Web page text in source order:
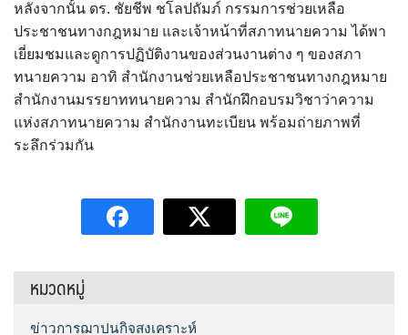
หลังจากนั้น ดร. ชัยชีพ ชโลปถัมภ์ กรรมการช่วยเหลือ
ประชาชนทางกฎหมาย และเจ้าหน้าที่สภาทนายความ ได้พา
เยี่ยมชมและดูการปฏิบัติงานของส่วนงานต่าง ๆ ของสภา
ทนายความ อาทิ สำนักงานช่วยเหลือประชาชนทางกฎหมาย
สำนักงานมรรยาททนายความ สำนักฝึกอบรมวิชาว่าความ
แห่งสภาทนายความ สำนักงานทะเบียน พร้อมถ่ายภาพที่
ระลึกร่วมกัน
หมวดหมู่
ข่าวการฌาปนกิจสงเคราะห์